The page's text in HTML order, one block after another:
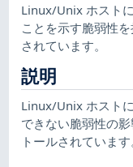
Linux/Unix ホスト
ことを示す脆弱性
されています。
説明
Linux/Unix ホスト
できない脆弱性の
トールされています